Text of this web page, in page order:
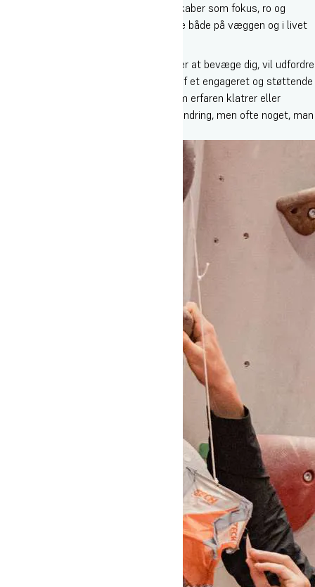
Samtidig arbejder vi med mentale redskaber som fokus, ro og
viljestyrke – kompetencer, du kan bruge både på væggen og i livet
Idrætsfaget Klatring er for dig, der elsker at bevæge dig, vil udfordre
dine grænser og samtidig være en del af et engageret og støttende
fællesskab. Du kan være med både som erfaren klatrer eller
nybegynder – og højdeskræk er ingen hindring, men ofte noget, man